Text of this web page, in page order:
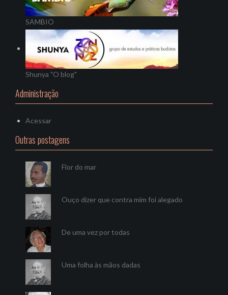
SAMBIO
Shunya "O blog"
Administração
Acessar
Outras postagens
Flor do mar
Ouço dizer que contra mim foi alegado
De uma vez por todas
Uma folha às mãos dadas